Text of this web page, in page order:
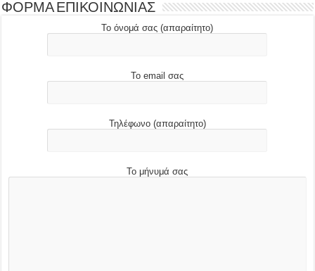
ΦΟΡΜΑ ΕΠΙΚΟΙΝΩΝΙΑΣ
Το όνομά σας (απαραίτητο)
Το email σας
Τηλέφωνο (απαραίτητο)
Το μήνυμά σας